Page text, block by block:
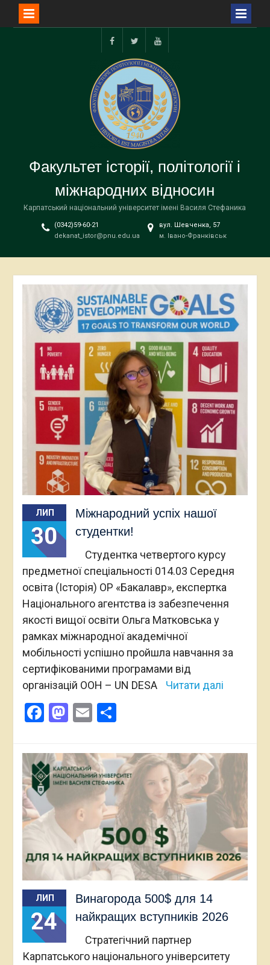
facebooktwitter youtube
Факультет історії, політології і
міжнародних відносин
Карпатський національний університет імені Василя Стефаника
(0342)59-60-21
dekanat_istor@pnu.edu.ua
вул. Шевченка, 57
м. Івано-Франківськ
ЛИП
30
Міжнародний успіх нашої
студентки!
Студентка четвертого курсу
предметної спеціальності 014.03 Середня
освіта (Історія) ОР «Бакалавр», експертка
Національного агентства із забезпечення
якості вищої освіти Ольга Матковська у
рамках міжнародної академічної
мобільності успішно пройшла навчання за
сертифікованими програмами від
організацій ООН – UN DESA
Читати далі
Facebook
Mastodon
EmailПоділитися
ЛИП
24
Винагорода 500$ для 14
найкращих вступників 2026
Стратегічний партнер
Карпатського національного університету